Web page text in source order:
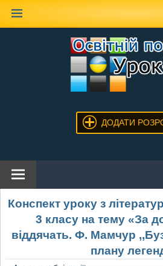
ДОДАТИ
Конспект уроку з
3 класу на тему «За
віддячать. Ф. Мамчур
плану